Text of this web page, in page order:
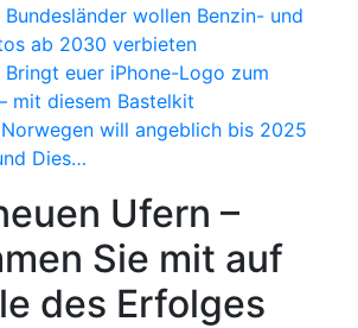
Bundesländer wollen Benzin- und
ab 2030 verbieten
Bringt euer iPhone-Logo zum
mit diesem Bastelkit
will angeblich bis 2025
Dies…
Ufern –
Sie mit auf
des Erfolges